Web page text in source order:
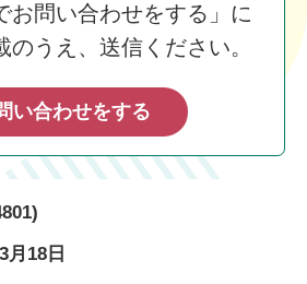
お問い合わせをする」に
のうえ、送信ください。
い合わせをする
月18日